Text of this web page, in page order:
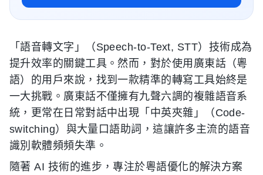
「語音轉文字」（Speech-to-Text, STT）技術成為
提升效率的關鍵工具。然而，對於使用廣東話（粵
語）的用戶來說，找到一款精準的轉寫工具始終是
一大挑戰。廣東話不僅擁有九聲六調的複雜語音系
統，更常在日常對話中出現「中英夾雜」（Code-
switching）與大量口語助詞，這讓許多主流的語音
識別軟體頻頻失準。
隨著 AI 技術的進步，專注於粵語優化的解決方案